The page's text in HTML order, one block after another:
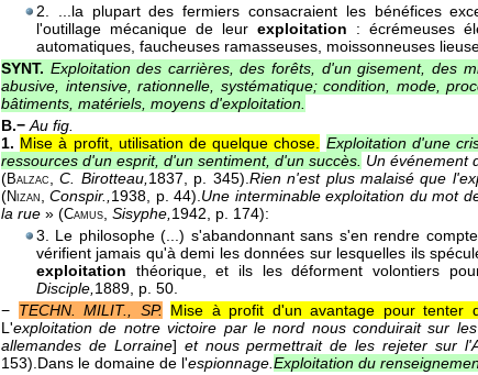
2. ...la plupart des fermiers consacraient les bénéfices
l'outillage mécanique de leur exploitation : écrémeuses
automatiques, faucheuses ramasseuses, moissonneuses
SYNT. Exploitation des carrières, des forêts, d'un gisement, des
abusive, intensive, rationnelle, systématique; condition, mode,
bâtiments, matériels, moyens d'exploitation.
B.− Au fig.
1. Mise à profit, utilisation de quelque chose.
Exploitation d'une
ressources d'un esprit, d'un sentiment, d'un succès. Un événement
(Balzac ,C. Birotteau, 1837 , p. 345). Rien n'est plus malaisé que
(Nizan ,Conspir., 1938 , p. 44). Une interminable exploitation du mot
la rue » (Camus Sisyphe, 1942 , p. 174):
3. Le philosophe (...) s'abandonnant sans s'en rendre
vérifient jamais qu'à demi les données sur lesquelles ils
exploitation théorique, et ils les déforment volontiers
Disciple, 1889 , p. 50.
− TECHN. MILIT., SP. Mise à profit d'un avantage pour tenter
L'exploitation de notre victoire par le nord nous conduirait sur
allemandes de Lorraine] et nous permettrait de les rejeter sur
153). Dans le domaine de l'espionnage. Exploitation du